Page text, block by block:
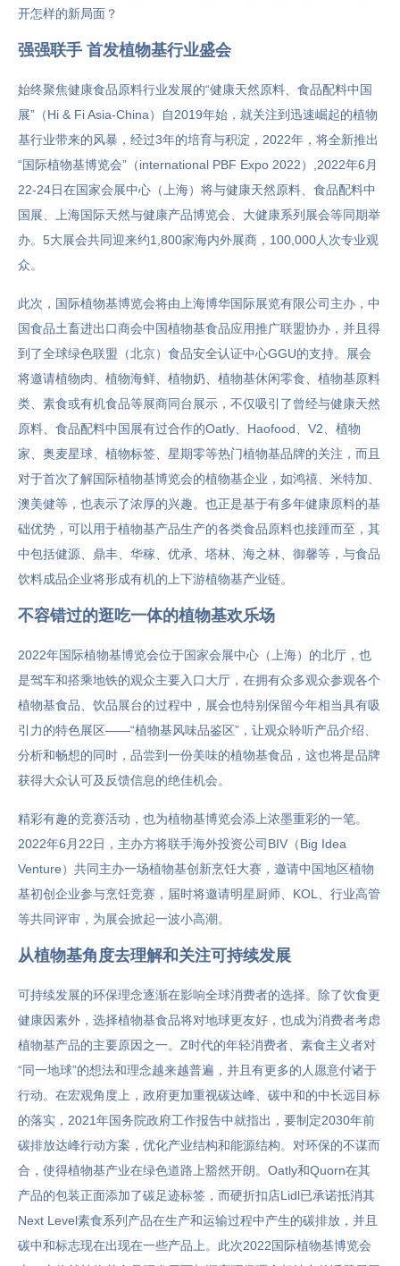
开怎样的新局面？
强强联手 首发植物基行业盛会
始终聚焦健康食品原料行业发展的“健康天然原料、食品配料中国
展”（Hi & Fi Asia-China）自2019年始，就关注到迅速崛起的植物
基行业带来的风暴，经过3年的培育与积淀，2022年，将全新推出
“国际植物基博览会”（international PBF Expo 2022）,2022年6月
22-24日在国家会展中心（上海）将与健康天然原料、食品配料中
国展、上海国际天然与健康产品博览会、大健康系列展会等同期举
办。5大展会共同迎来约1,800家海内外展商，100,000人次专业观
众。
此次，国际植物基博览会将由上海博华国际展览有限公司主办，中
国食品土畜进出口商会中国植物基食品应用推广联盟协办，并且得
到了全球绿色联盟（北京）食品安全认证中心GGU的支持。展会
将邀请植物肉、植物海鲜、植物奶、植物基休闲零食、植物基原料
类、素食或有机食品等展商同台展示，不仅吸引了曾经与健康天然
原料、食品配料中国展有过合作的Oatly、Haofood、V2、植物
家、奥麦星球、植物标签、星期零等热门植物基品牌的关注，而且
对于首次了解国际植物基博览会的植物基企业，如鸿禧、米特加、
澳美健等，也表示了浓厚的兴趣。也正是基于有多年健康原料的基
础优势，可以用于植物基产品生产的各类食品原料也接踵而至，其
中包括健源、鼎丰、华稼、优承、塔林、海之林、御馨等，与食品
饮料成品企业将形成有机的上下游植物基产业链。
不容错过的逛吃一体的植物基欢乐场
2022年国际植物基博览会位于国家会展中心（上海）的北厅，也
是驾车和搭乘地铁的观众主要入口大厅，在拥有众多观众参观各个
植物基食品、饮品展台的过程中，展会也特别保留今年相当具有吸
引力的特色展区——“植物基风味品鉴区”，让观众聆听产品介绍、
分析和畅想的同时，品尝到一份美味的植物基食品，这也将是品牌
获得大众认可及反馈信息的绝佳机会。
精彩有趣的竞赛活动，也为植物基博览会添上浓墨重彩的一笔。
2022年6月22日，主办方将联手海外投资公司BIV（Big Idea
Venture）共同主办一场植物基创新烹饪大赛，邀请中国地区植物
基初创企业参与烹饪竞赛，届时将邀请明星厨师、KOL、行业高管
等共同评审，为展会掀起一波小高潮。
从植物基角度去理解和关注可持续发展
可持续发展的环保理念逐渐在影响全球消费者的选择。除了饮食更
健康因素外，选择植物基食品将对地球更友好，也成为消费者考虑
植物基产品的主要原因之一。Z时代的年轻消费者、素食主义者对
“同一地球”的想法和理念越来越普遍，并且有更多的人愿意付诸于
行动。在宏观角度上，政府更加重视碳达峰、碳中和的中长远目标
的落实，2021年国务院政府工作报告中就指出，要制定2030年前
碳排放达峰行动方案，优化产业结构和能源结构。对环保的不谋而
合，使得植物基产业在绿色道路上豁然开朗。Oatly和Quorn在其
产品的包装正面添加了碳足迹标签，而硬折扣店Lidl已承诺抵消其
Next Level素食系列产品在生产和运输过程中产生的碳排放，并且
碳中和标志现在出现在一些产品上。此次2022国际植物基博览会